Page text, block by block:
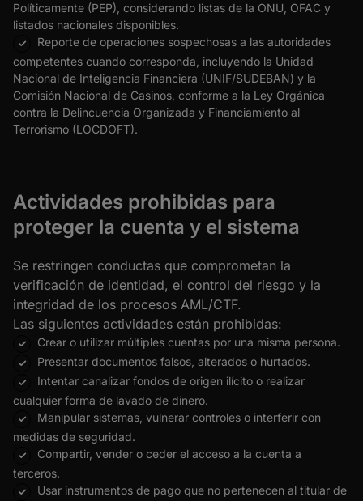
Políticamente (PEP), considerando listas de la ONU, OFAC y
listados nacionales disponibles.
Reporte de operaciones sospechosas a las autoridades
competentes cuando corresponda, incluyendo la Unidad
Nacional de Inteligencia Financiera (UNIF/SUDEBAN) y la
Comisión Nacional de Casinos, conforme a la Ley Orgánica
contra la Delincuencia Organizada y Financiamiento al
Terrorismo (LOCDOFT).
Actividades prohibidas para
proteger la cuenta y el sistema
Se restringen conductas que comprometan la
verificación de identidad, el control del riesgo y la
integridad de los procesos AML/CTF.
Las siguientes actividades están prohibidas:
Crear o utilizar múltiples cuentas por una misma persona.
Presentar documentos falsos, alterados o hurtados.
Intentar canalizar fondos de origen ilícito o realizar
cualquier forma de lavado de dinero.
Manipular sistemas, vulnerar controles o interferir con
medidas de seguridad.
Compartir, vender o ceder el acceso a la cuenta a
terceros.
Usar instrumentos de pago que no pertenecen al titular de